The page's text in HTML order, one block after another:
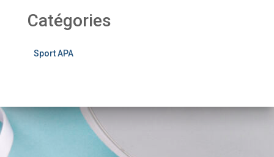
Catégories
Sport APA